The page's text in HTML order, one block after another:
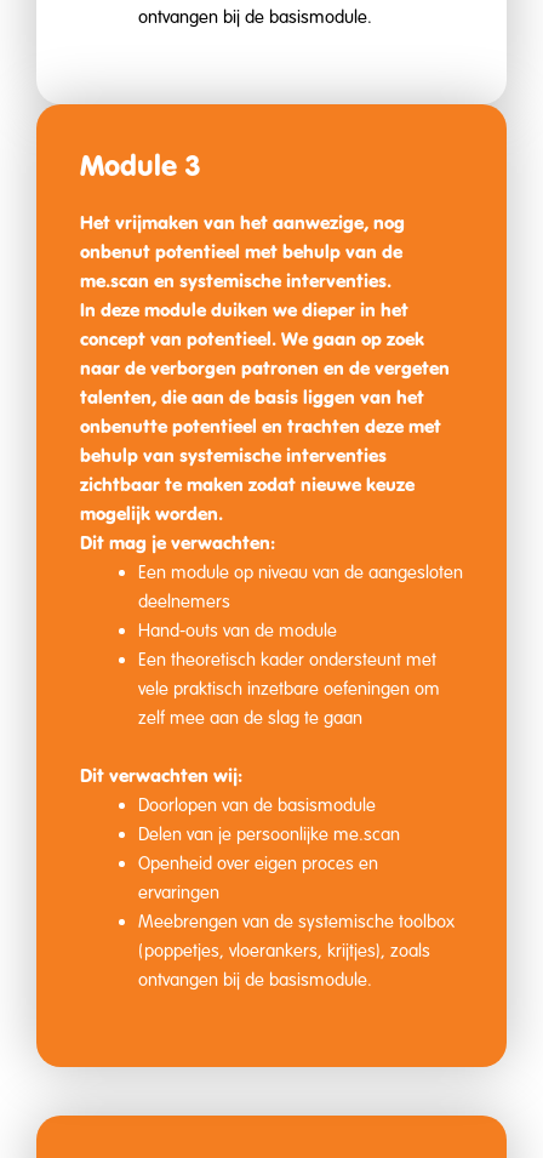
ontvangen bij de basismodule.
Module 3
Het vrijmaken van het aanwezige, nog
onbenut potentieel met behulp van de
me.scan en systemische interventies.
In deze module duiken we dieper in het
concept van potentieel. We gaan op zoek
naar de verborgen patronen en de vergeten
talenten, die aan de basis liggen van het
onbenutte potentieel en trachten deze met
behulp van systemische interventies
zichtbaar te maken zodat nieuwe keuze
mogelijk worden.
Dit mag je verwachten:
Een module op niveau van de aangesloten
deelnemers
Hand-outs van de module
Een theoretisch kader ondersteunt met
vele praktisch inzetbare oefeningen om
zelf mee aan de slag te gaan
Dit verwachten wij:
Doorlopen van de basismodule
Delen van je persoonlijke me.scan
Openheid over eigen proces en
ervaringen
Meebrengen van de systemische toolbox
(poppetjes, vloerankers, krijtjes), zoals
ontvangen bij de basismodule.